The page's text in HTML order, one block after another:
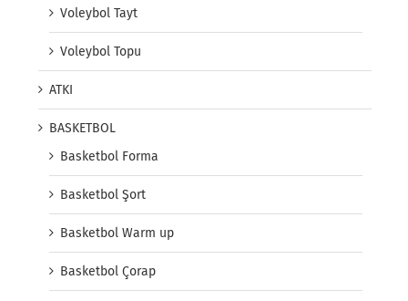
Voleybol Tayt
Voleybol Topu
ATKI
BASKETBOL
Basketbol Forma
Basketbol Şort
Basketbol Warm up
Basketbol Çorap